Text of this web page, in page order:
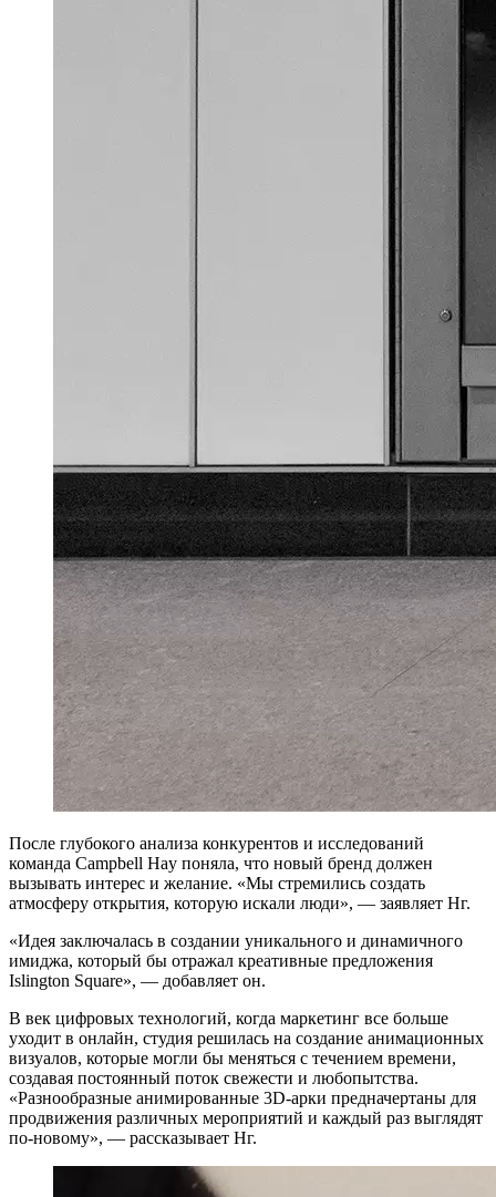
После глубокого анализа конкурентов и исследований
команда Campbell Hay поняла, что новый бренд должен
вызывать интерес и желание. «Мы стремились создать
атмосферу открытия, которую искали люди», — заявляет Нг.
«Идея заключалась в создании уникального и динамичного
имиджа, который бы отражал креативные предложения
Islington Square», — добавляет он.
В век цифровых технологий, когда маркетинг все больше
уходит в онлайн, студия решилась на создание анимационных
визуалов, которые могли бы меняться с течением времени,
создавая постоянный поток свежести и любопытства.
«Разнообразные анимированные 3D-арки предначертаны для
продвижения различных мероприятий и каждый раз выглядят
по-новому», — рассказывает Нг.